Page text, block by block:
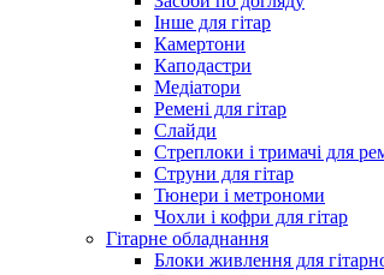
Інше для гітар
Камертони
Каподастри
Медіатори
Ремені для гітар
Слайди
Стреплоки і тримачі для
Струни для гітар
Тюнери і метрономи
Чохли і кофри для гітар
Гітарне обладнання
Блоки живлення для